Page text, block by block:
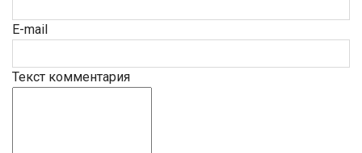
E-mail
Текст комментария